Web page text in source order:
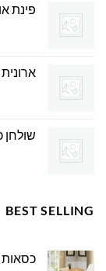
פינת
שולחן
BEST SELLING
כסאות